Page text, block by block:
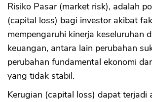
Risiko Pasar (market risk), adalah
(capital loss) bagi investor akibat
mempengaruhi kinerja keseluruhan
keuangan, antara lain perubahan
perubahan fundamental ekonomi
yang tidak stabil.
Kerugian (capital loss) dapat terjadi